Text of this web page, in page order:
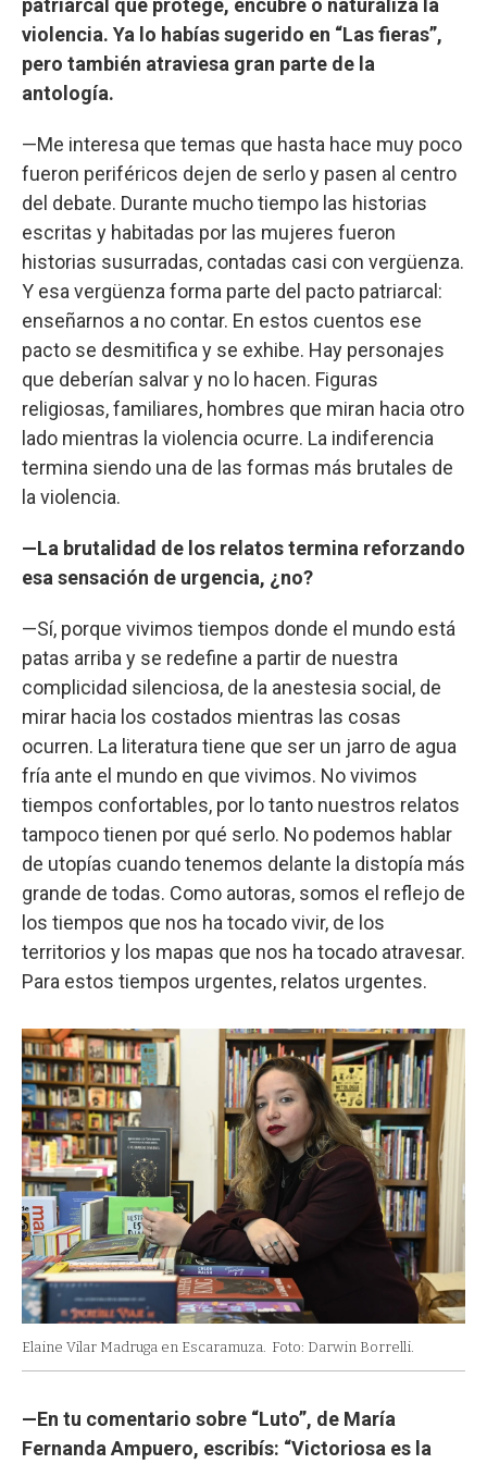
patriarcal que protege, encubre o naturaliza la
violencia. Ya lo habías sugerido en “Las fieras”,
pero también atraviesa gran parte de la
antología.
—Me interesa que temas que hasta hace muy poco
fueron periféricos dejen de serlo y pasen al centro
del debate. Durante mucho tiempo las historias
escritas y habitadas por las mujeres fueron
historias susurradas, contadas casi con vergüenza.
Y esa vergüenza forma parte del pacto patriarcal:
enseñarnos a no contar. En estos cuentos ese
pacto se desmitifica y se exhibe. Hay personajes
que deberían salvar y no lo hacen. Figuras
religiosas, familiares, hombres que miran hacia otro
lado mientras la violencia ocurre. La indiferencia
termina siendo una de las formas más brutales de
la violencia.
—La brutalidad de los relatos termina reforzando
esa sensación de urgencia, ¿no?
—Sí, porque vivimos tiempos donde el mundo está
patas arriba y se redefine a partir de nuestra
complicidad silenciosa, de la anestesia social, de
mirar hacia los costados mientras las cosas
ocurren. La literatura tiene que ser un jarro de agua
fría ante el mundo en que vivimos. No vivimos
tiempos confortables, por lo tanto nuestros relatos
tampoco tienen por qué serlo. No podemos hablar
de utopías cuando tenemos delante la distopía más
grande de todas. Como autoras, somos el reflejo de
los tiempos que nos ha tocado vivir, de los
territorios y los mapas que nos ha tocado atravesar.
Para estos tiempos urgentes, relatos urgentes.
Elaine Vilar Madruga en Escaramuza. Foto: Darwin Borrelli.
—En tu comentario sobre “Luto”, de María
Fernanda Ampuero, escribís: “Victoriosa es la